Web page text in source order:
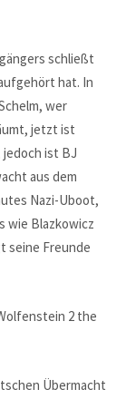
schließt
hat. In
wer
jetzt ist
jedoch ist BJ
aus dem
Nazi-Uboot,
wie Blazkowicz
seine Freunde
Übermacht